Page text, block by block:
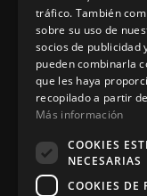
App Zine
tráfico. También
sobre su uso de
socios de publicidad
pueden combinarla
que les haya
recopilado a partir
Más información
COOKIES
NECESARIAS
COOKIES DE